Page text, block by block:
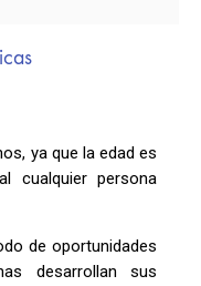
ya que la edad es
cualquier persona
de oportunidades
desarrollan sus